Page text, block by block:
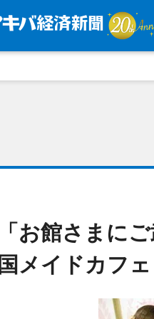
「お館さまに
国メイドカフェ